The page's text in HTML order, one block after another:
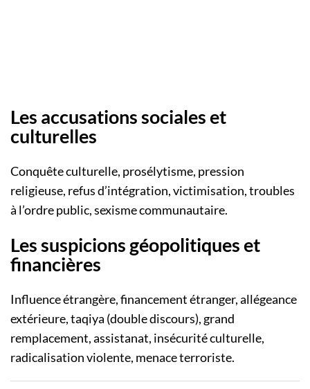
Les accusations sociales et
culturelles
Conquête culturelle, prosélytisme, pression
religieuse, refus d’intégration, victimisation, troubles
à l’ordre public, sexisme communautaire.
Les suspicions géopolitiques et
financières
Influence étrangère, financement étranger, allégeance
extérieure, taqiya (double discours), grand
remplacement, assistanat, insécurité culturelle,
radicalisation violente, menace terroriste.